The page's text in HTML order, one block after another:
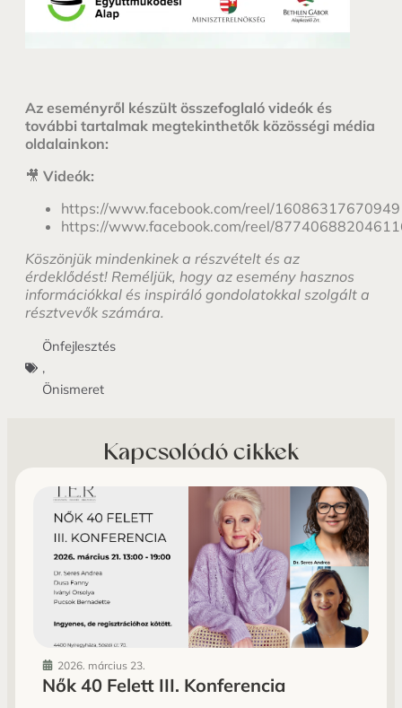
Az eseményről készült összefoglaló videók és
további tartalmak megtekinthetők közösségi média
oldalainkon:
🎥 Videók:
https://www.facebook.com/reel/
https://www.facebook.com/reel/
Köszönjük mindenkinek a részvételt és az
érdeklődést! Reméljük, hogy az esemény hasznos
információkkal és inspiráló gondolatokkal szolgált a
résztvevők számára.
Önfejlesztés
,
Önismeret
Kapcsolódó cikkek
2026. március 23.
Nők 40 Felett III. Konferencia